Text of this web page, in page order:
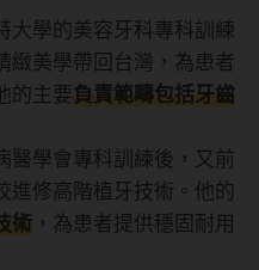
大學的美容牙科專科訓練
緻美學帶回台灣，為患者
的主要負責範疇包括牙齒
醫學會專科訓練後，又前
進修高階植牙技術。他的
術 ，為患者提供穩固耐用